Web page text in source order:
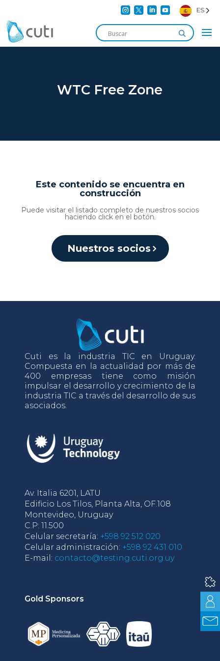
    ES
WTC Free Zone
Este contenido se encuentra en
construcción
Puede visitar el listado completo de nuestros socios
haciendo click en el botón.
Nuestros socios
Cuti es la industria TIC en Uruguay.
Compuesta en la actualidad por más de
400 empresas tiene como misión
impulsar el desarrollo y crecimiento de la
industria TIC a través del desarrollo de sus
asociados.
Av. Italia 6201, LATU
Edificio Los Tilos, Planta Alta, OF.108
Montevideo, Uruguay
C.P: 11.500
Celular secretaría: +598 92 512 020
Celular administración: +598 92 431 010
E-mail: contacto@testing.cuti.org.uy
Gold Sponsors